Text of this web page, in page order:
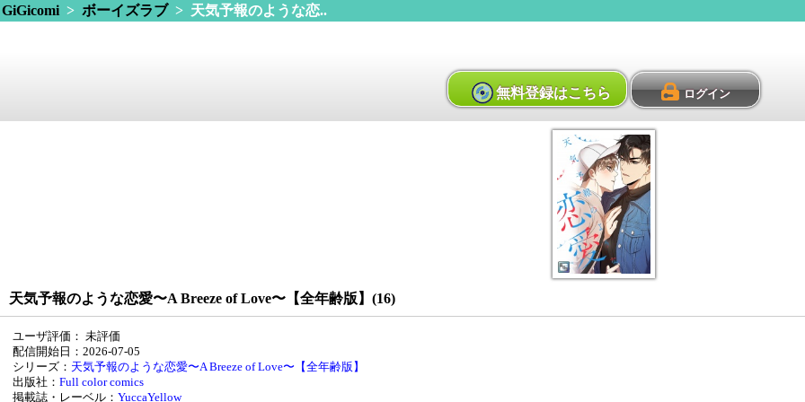
GiGicomi> ボーイズラブ> 天気予報のような恋..
無料登録はこちら ログイン
天気予報のような恋愛〜A Breeze of Love〜【全年齢版】(16)
ユーザ評価： 未評価
配信開始日：2026-07-05
シリーズ： 天気予報のような恋愛〜A Breeze of Love〜【全年齢版】
出版社：Full color comics
掲載誌・レーベル：YuccaYellow